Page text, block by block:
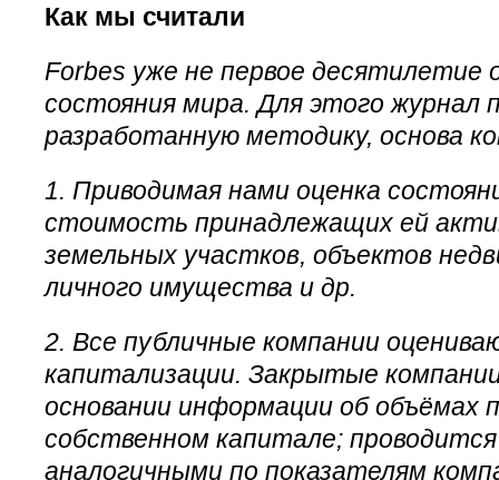
Как мы считали
Forbes уже не первое десятилетие
состояния мира. Для этого журнал
разработанную методику, основа
1. Приводимая нами оценка
стоимость принадлежащих ей
земельных участков, объектов
личного имущества и др.
2. Все публичные компании
капитализации. Закрытые
основании информации об объёмах
собственном капитале;
аналогичными по показателям